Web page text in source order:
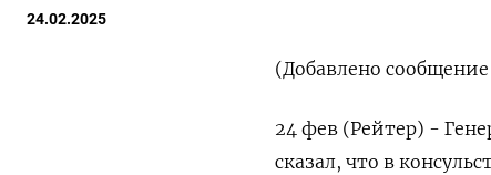
24.02.2025
(Добавлено
24 фев (Рейтер) -
сказал, что в